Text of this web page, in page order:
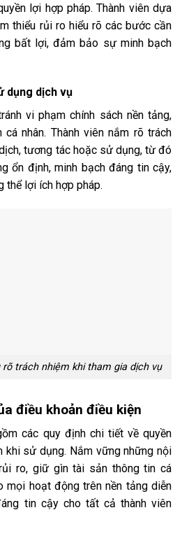
lợi hợp pháp. Thành viên dựa
thiểu rủi ro hiểu rõ các bước cần
bất lợi, đảm bảo sự minh bạch
dụng dịch vụ
vi phạm chính sách nền tảng,
nhân. Thành viên nắm rõ trách
tương tác hoặc sử dụng, từ đó
ổn định, minh bạch đáng tin cậy,
thể lợi ích hợp pháp.
trách nhiệm khi tham gia dịch vụ
điều khoản điều kiện
các quy định chi tiết về quyền
khi sử dụng. Nắm vững những nội
ro, giữ gìn tài sản thông tin cá
mọi hoạt động trên nền tảng diễn
tin cậy cho tất cả thành viên